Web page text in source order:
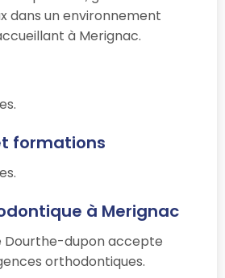
dans un environnement
à Merignac.
formations
à Merignac
Dourthe-dupon accepte
orthodontiques.